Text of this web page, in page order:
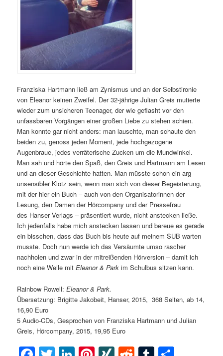
Franziska Hartmann ließ am Zynismus und an der Selbstironie
von Eleanor keinen Zweifel. Der 32-jährige Julian Greis mutierte
wieder zum unsicheren Teenager, der wie geflasht vor den
unfassbaren Vorgängen einer großen Liebe zu stehen schien.
Man konnte gar nicht anders: man lauschte, man schaute den
beiden zu, genoss jeden Moment, jede hochgezogene
Augenbraue, jedes verräterische Zucken um die Mundwinkel.
Man sah und hörte den Spaß, den Greis und Hartmann am Lesen
und an dieser Geschichte hatten. Man müsste schon ein arg
unsensibler Klotz sein, wenn man sich von dieser Begeisterung,
mit der hier ein Buch – auch von den Organisatorinnen der
Lesung, den Damen der Hörcompany und der Pressefrau
des Hanser Verlags – präsentiert wurde, nicht anstecken ließe.
Ich jedenfalls habe mich anstecken lassen und bereue es gerade
ein bisschen, dass das Buch bis heute auf meinem SUB warten
musste. Doch nun werde ich das Versäumte umso rascher
nachholen und zwar in der mitreißenden Hörversion – damit ich
noch eine Weile mitEleanor & Park im Schulbus sitzen kann.
Rainbow Rowell:Eleanor&Park.
Übersetzung: Brigitte Jakobeit, Hanser, 2015, 368 Seiten, ab 14,
16,90 Euro
5 Audio-CDs, Gesprochen von Franziska Hartmann und Julian
Greis, Hörcompany, 2015, 19,95 Euro